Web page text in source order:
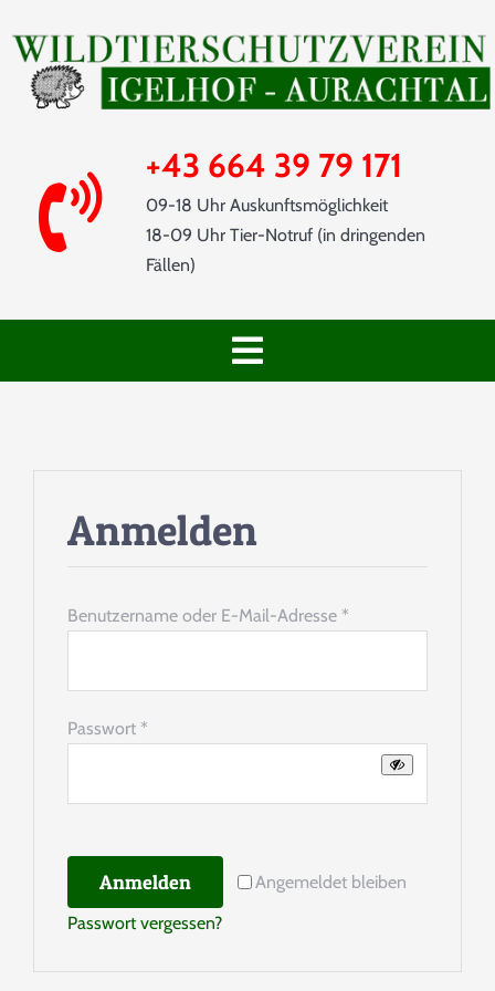
to
content
+43 664 39 79 171
09-18 Uhr Auskunftsmöglichkeit
18-09 Uhr Tier-Notruf (in dringenden
Fällen)
Toggle
TEAM
TIERISCHE GESCHICHTEN
KONTAKT
Anmelden
Benutzername oder E-Mail-Adresse *
Passwort *
Angemeldet bleiben
Anmelden
Passwort vergessen?